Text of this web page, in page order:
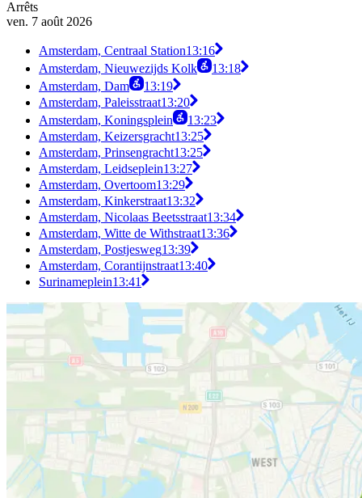
Arrêts
ven. 7 août 2026
Amsterdam, Centraal Station13:16
Amsterdam, Nieuwezijds Kolk
13:18
Amsterdam, Dam
13:19
Amsterdam, Paleisstraat13:20
Amsterdam, Koningsplein
13:23
Amsterdam, Keizersgracht13:25
Amsterdam, Prinsengracht13:25
Amsterdam, Leidseplein13:27
Amsterdam, Overtoom13:29
Amsterdam, Kinkerstraat13:32
Amsterdam, Nicolaas Beetsstraat13:34
Amsterdam, Witte de Withstraat13:36
Amsterdam, Postjesweg13:39
Amsterdam, Corantijnstraat13:40
Surinameplein13:41